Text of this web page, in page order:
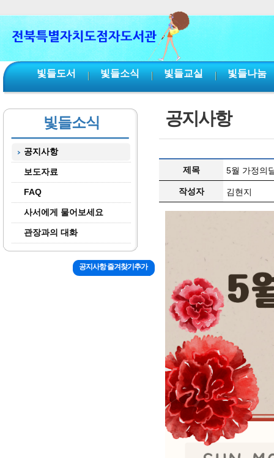
빛들도서 빛들소식 빛들교실 빛들나눔
빛들소식
공지사항
보도자료
FAQ
사서에게 물어보세요
관장과의 대화
공지사항
제목 5월 가정의
작성자 김현지
공지사항 즐겨찾기추가